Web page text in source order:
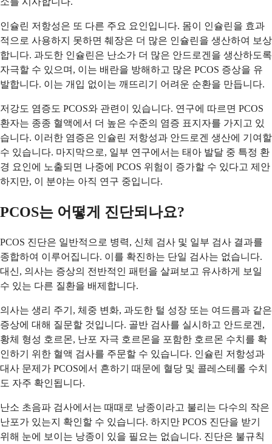
인슐린 저항성은 또 다른 주요 요인입니다. 몸이 인슐린을 효과
적으로 사용하지 못하면 췌장은 더 많은 인슐린을 생산하여 보상
합니다. 과도한 인슐린은 난소가 더 많은 안드로겐을 생산하도록
자극할 수 있으며, 이는 배란을 방해하고 많은 PCOS 증상을 유
발합니다. 이는 개입 없이는 깨뜨리기 어려운 순환을 만듭니다.
저강도 염증도 PCOS와 관련이 있습니다. 연구에 따르면 PCOS
환자는 종종 혈액에서 더 높은 수준의 염증 표지자를 가지고 있
습니다. 이러한 염증은 인슐린 저항성과 안드로겐 생산에 기여할
수 있습니다. 마지막으로, 일부 연구에서는 태아 발달 중 특정 환
경 요인에 노출되면 나중에 PCOS 위험이 증가할 수 있다고 제안
하지만, 이 분야는 아직 연구 중입니다.
PCOS는 어떻게 진단되나요?
PCOS 진단은 일반적으로 병력, 신체 검사 및 일부 검사 결과를
종합하여 이루어집니다. 이를 확진하는 단일 검사는 없습니다.
대신, 의사는 증상의 전반적인 패턴을 살펴보고 유사하게 보일
수 있는 다른 질환을 배제합니다.
의사는 생리 주기, 체중 변화, 과도한 털 성장 또는 여드름과 같은
증상에 대해 질문할 것입니다. 골반 검사를 실시하고 안드로겐,
황체 형성 호르몬, 난포 자극 호르몬을 포함한 호르몬 수치를 확
인하기 위한 혈액 검사를 주문할 수 있습니다. 인슐린 저항성과
대사 문제가 PCOS에서 흔하기 때문에 혈당 및 콜레스테롤 수치
도 자주 확인됩니다.
난소 초음파 검사에서는 때때로 낭종이라고 불리는 다수의 작은
난포가 있는지 확인할 수 있습니다. 하지만 PCOS 진단을 받기
위해 눈에 보이는 낭종이 있을 필요는 없습니다. 진단은 불규칙